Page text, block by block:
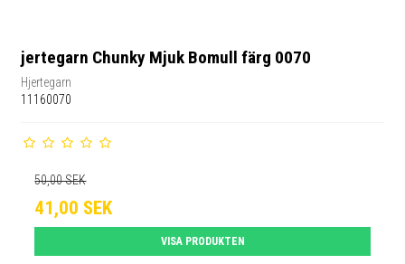
jertegarn Chunky Mjuk Bomull färg 0070
Hjertegarn
11160070
50,00 SEK
41,00 SEK
VISA PRODUKTEN